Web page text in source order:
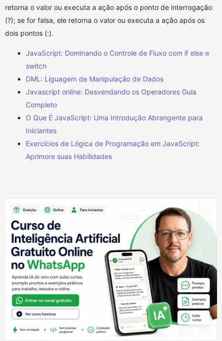
retorna o valor ou executa a ação após o ponto de interrogação
(?); se for falsa, ele retorna o valor ou executa a ação após os
dois pontos (:).
JavaScript: Dominando o Controle de Fluxo com if else e
switch
DML: Liguagem de Manipulação de Dados
Javascript online: Desvendando os Operadores Guia
Completo
O Que É JavaScript: Uma Introdução Abrangente para
Iniciantes
Exercícios de Lógica de Programação em JavaScript:
Aprimore suas Habilidades